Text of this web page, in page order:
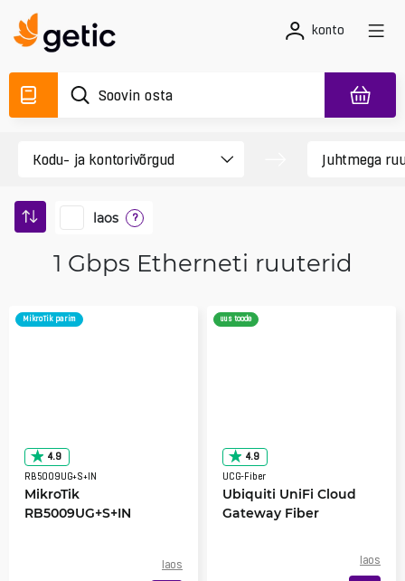
konto
laos ?
1 Gbps Etherneti ruuterid
MikroTik parim
4.9
RB5009UG+S+IN
MikroTik
RB5009UG+S+IN
laos
uus toode
4.9
UCG-Fiber
Ubiquiti UniFi Cloud
Gateway Fiber
laos